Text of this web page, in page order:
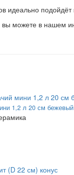
идеально
можете в нашем
1,2 л 20 см бежевый